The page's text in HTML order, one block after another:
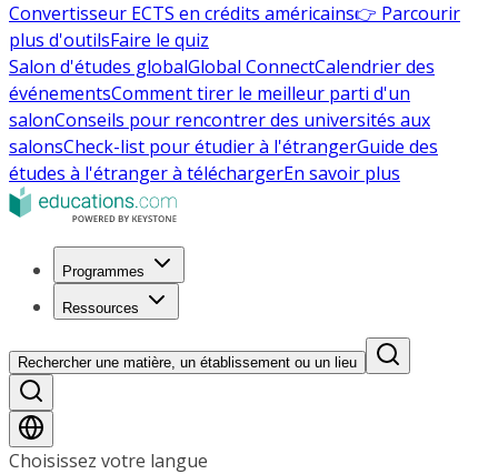
Convertisseur ECTS en crédits américains👉 Parcourir
plus d'outilsFaire le quiz
Salon d'études globalGlobal ConnectCalendrier des
événementsComment tirer le meilleur parti d'un
salonConseils pour rencontrer des universités aux
salonsCheck-list pour étudier à l'étrangerGuide des
études à l'étranger à téléchargerEn savoir plus
Programmes
Ressources
Rechercher une matière, un établissement ou un lieu
Choisissez votre langue